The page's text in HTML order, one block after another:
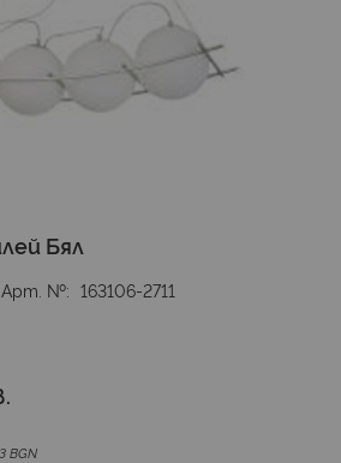
Бял
Арт. № 163106-2711
BGN